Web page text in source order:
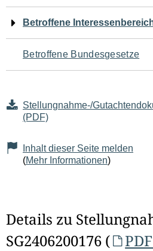
für
den
Seiteninhalt
Betroffene
Betroffene Bundesgesetze
Stellungnahme-/
(PDF)
Inhalt dieser Seite melden
(Mehr Informationen)
Details zu
SG2406200176 (